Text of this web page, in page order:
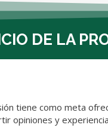
DE LA
tiene como meta
opiniones y